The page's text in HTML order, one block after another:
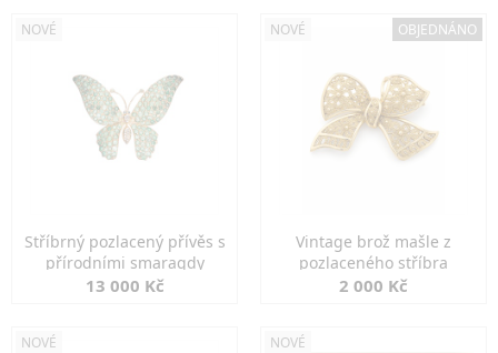
NOVÉ
Stříbrný pozlacený přívěs s
přírodními smaragdy
13 000 Kč
NOVÉ OBJEDNÁNO
Vintage brož mašle z
pozlaceného stříbra
2 000 Kč
NOVÉ NOVÉ